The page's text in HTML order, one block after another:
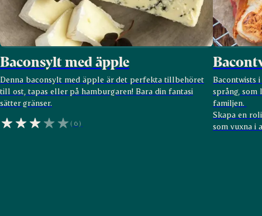
Baconsylt med äpple
Denna baconsylt med äpple är det perfekta tillbehöret
till ost, tapas eller på hamburgaren! Bara din fantasi
sätter gränser.
(6)
Bacontwists
språng, som
familjen.
Skapa en
som vuxna i